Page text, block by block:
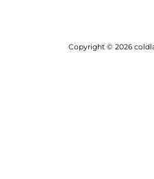
Copyright © 2026